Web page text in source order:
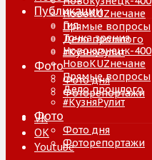
НовоKUZнечане
Прямые вопросы
Дело прошлого
#КузняРулит
Фото
Фото дня
Фоторепортажи
VK
ОК
Youtube
Публикации
Гид
Точка зрения
Новокузнецк-400
НовоKUZнечане
Прямые вопросы
Дело прошлого
#КузняРулит
Фото
Фото дня
Фоторепортажи